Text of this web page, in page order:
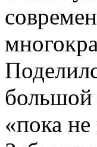
большой
«пока